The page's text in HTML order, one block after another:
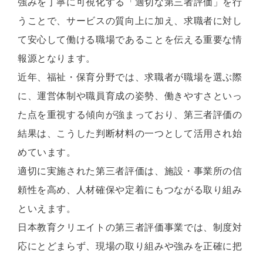
うことで、サービスの質向上に加え、求職者に対し
て安心して働ける職場であることを伝える重要な情
報源となります。
近年、福祉・保育分野では、求職者が職場を選ぶ際
に、運営体制や職員育成の姿勢、働きやすさといっ
た点を重視する傾向が強まっており、第三者評価の
結果は、こうした判断材料の一つとして活用され始
めています。
適切に実施された第三者評価は、施設・事業所の信
頼性を高め、人材確保や定着にもつながる取り組み
といえます。
日本教育クリエイトの第三者評価事業では、制度対
応にとどまらず、現場の取り組みや強みを正確に把